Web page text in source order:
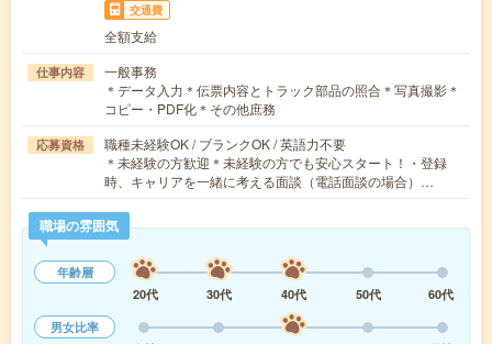
交通費
全額支給
仕事内容
一般事務
＊データ入力＊伝票内容とトラック部品の照合＊写真撮影＊
コピー・PDF化＊その他庶務
応募資格
職種未経験OK / ブランクOK / 英語力不要
＊未経験の方歓迎＊未経験の方でも安心スタート！・登録
時、キャリアを一緒に考える面談（電話面談の場合）…
職場の雰囲気
年齢層
20代
30代 40代 50代
60代
男女比率